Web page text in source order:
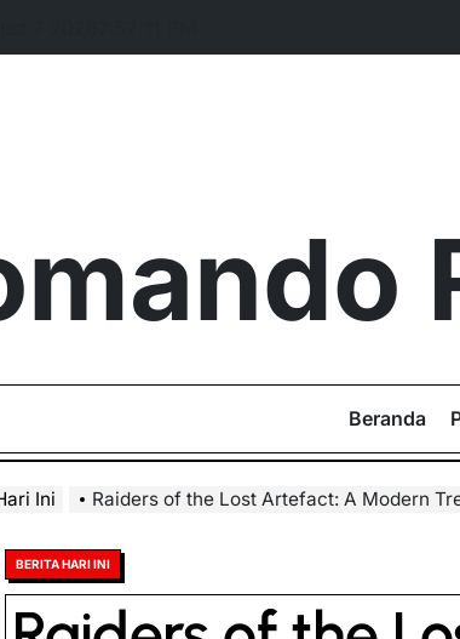
Beranda
Ini Raiders of the Lost Artefact: A Modern
Posted
in
BERITA HARI INI